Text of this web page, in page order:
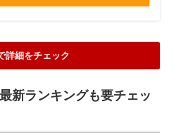
詳細をチェック
新ランキングも要チェッ